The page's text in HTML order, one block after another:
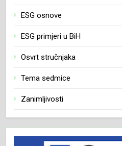
ESG osnove
ESG primjeri u BiH
Osvrt stručnjaka
Tema sedmice
Zanimljivosti